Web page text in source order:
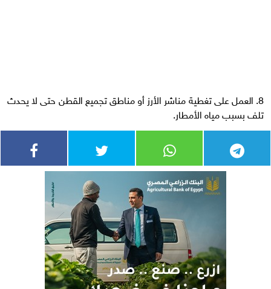
8. العمل على تغطية مناشر الأرز أو مناطق تجميع القطن حتى لا يحدث
تلف بسبب مياه الأمطار.